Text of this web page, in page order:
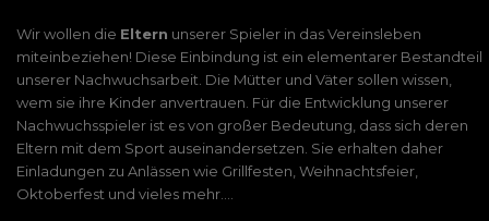
Wir wollen die Eltern unserer Spieler in das Vereinsleben
miteinbeziehen! Diese Einbindung ist ein elementarer Bestandteil
unserer Nachwuchsarbeit. Die Mütter und Väter sollen wissen,
wem sie ihre Kinder anvertrauen. Für die Entwicklung unserer
Nachwuchsspieler ist es von großer Bedeutung, dass sich deren
Eltern mit dem Sport auseinandersetzen. Sie erhalten daher
Einladungen zu Anlässen wie Grillfesten, Weihnachtsfeier,
Oktoberfest und vieles mehr….